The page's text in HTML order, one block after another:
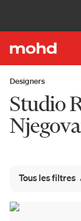
Designers
Studio
Tous les filtres